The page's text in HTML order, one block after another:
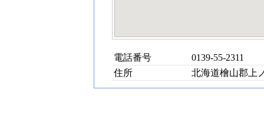
電話番号
0139-55-2311
住所
北海道檜山郡上